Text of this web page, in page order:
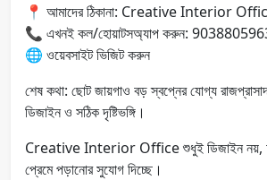
📍 আমাদের ঠিকানা: Creative Interior
📞 এখনই কল/হোয়াটসঅ্যাপ করুন: 9038805963
🌐 ওয়েবসাইট ভিজিট করুন
শেষ কথা: ছোট জায়গাও বড় স্বপ্নের যোগ্য
ডিজাইন ও সঠিক দৃষ্টিভঙ্গি।
Creative Interior Office শুধুই ডিজাইন নয়,
প্রেমে পড়ানোর সুযোগ দিচ্ছে।